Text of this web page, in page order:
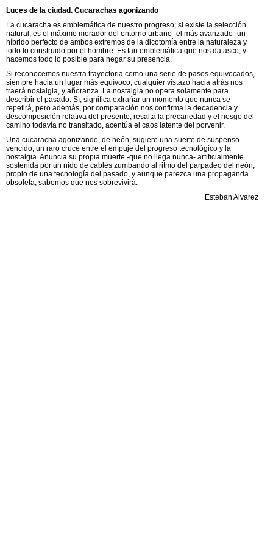
Luces de la ciudad. Cucarachas agonizando
La cucaracha es emblemática de nuestro progreso; si existe la selección
natural, es el máximo morador del entorno urbano -el más avanzado- un
híbrido perfecto de ambos extremos de la dicotomía entre la naturaleza y
todo lo construido por el hombre. Es tan emblemática que nos da asco, y
hacemos todo lo posible para negar su presencia.
Si reconocemos nuestra trayectoria como una serie de pasos equivocados,
siempre hacia un lugar más equívoco, cualquier vistazo hacia atrás nos
traerá nostalgia, y añoranza. La nostalgia no opera solamente para
describir el pasado. Sí, significa extrañar un momento que nunca se
repetirá, pero además, por comparación nos confirma la decadencia y
descomposición relativa del presente; resalta la precariedad y el riesgo del
camino todavía no transitado, acentúa el caos latente del porvenir.
Una cucaracha agonizando, de neón, sugiere una suerte de suspenso
vencido, un raro cruce entre el empuje del progreso tecnológico y la
nostalgia. Anuncia su propia muerte -que no llega nunca- artificialmente
sostenida por un nido de cables zumbando al ritmo del parpadeo del neón,
propio de una tecnología del pasado, y aunque parezca una propaganda
obsoleta, sabemos que nos sobrevivirá.
Esteban Alvarez